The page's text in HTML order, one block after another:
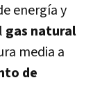
energía y
gas natural
media a
de